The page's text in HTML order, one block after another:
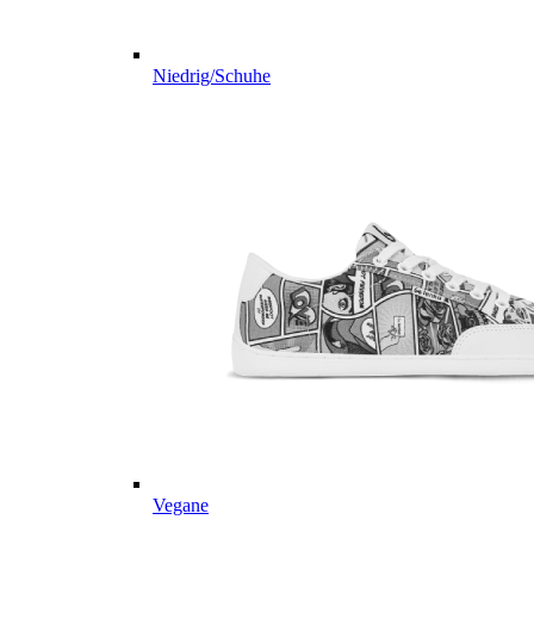
Niedrig/Schuhe
Vegane